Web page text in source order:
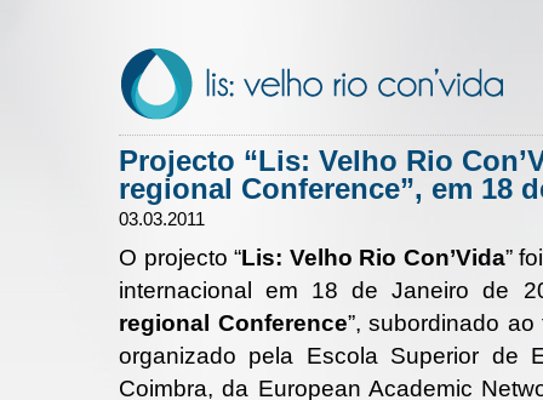
Projecto “Lis: Velho Rio
regional Conference”, em 18
03.03.2011
O projecto “Lis: Velho Rio Con’Vida”
internacional em 18 de Janeiro de
regional Conference”, subordinado ao
organizado pela Escola Superior de
Coimbra, da European Academic